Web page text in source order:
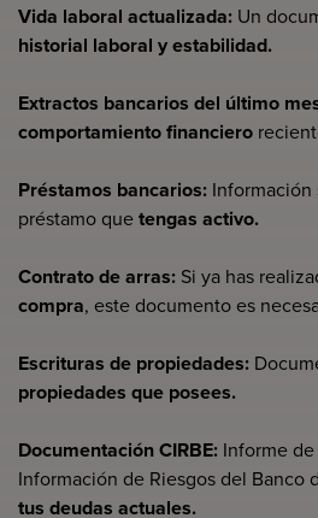
Vida laboral actualizada: Un
historial laboral y estabilidad.
Extractos bancarios del último
comportamiento financiero
Préstamos bancarios:
préstamo quetengas activo.
Contrato de arras: Si ya has
compra, este documento es
Escrituras de propiedades:
propiedades que posees.
Documentación CIRBE: Informe
Información de Riesgos del Banco
tus deudas actuales.